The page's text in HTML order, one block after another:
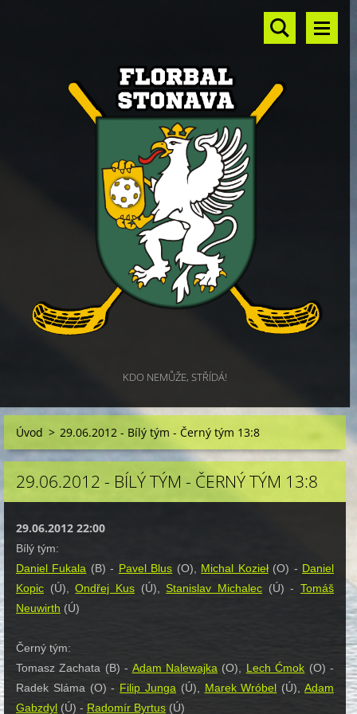
KDO NEMŮŽE, STŘÍDÁ!
Úvod > 29.06.2012 - Bílý tým - Černý tým 13:8
29.06.2012 - BÍLÝ TÝM - ČERNÝ TÝM 13:8
29.06.2012 22:00
Bílý tým:
Daniel Fukala (B) - Pavel Blus (O), Michal Kozieł(O) - Daniel
Kopic (Ú),Ondřej Kus (Ú), Stanislav Michalec (Ú) -Tomáš
Neuwirth (Ú)
Černý tým:
Tomasz Zachata (B) - Adam Nalewajka (O), Lech Ćmok (O) -
Radek Sláma (O) - Filip Junga (Ú), Marek Wróbel (Ú),Adam
Gabzdyl (Ú) - Radomír Byrtus (Ú)